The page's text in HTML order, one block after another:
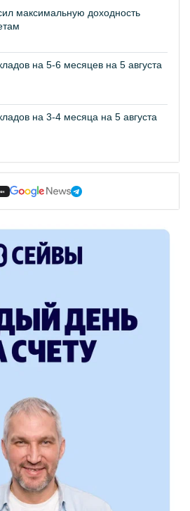
максимальную доходность
на 5-6 месяцев на 5 августа
на 3-4 месяца на 5 августа